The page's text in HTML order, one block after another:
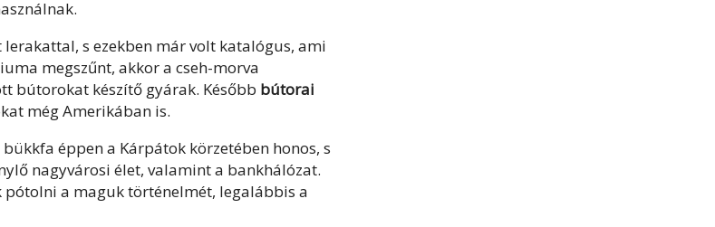
s ezekben már volt katalógus, ami
megszűnt, akkor a cseh-morva
bútorokat készítő gyárak. Később bútorai
még Amerikában is.
éppen a Kárpátok körzetében honos, s
nagyvárosi élet, valamint a bankhálózat.
a maguk történelmét, legalábbis a